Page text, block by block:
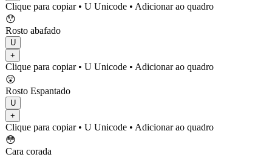
Clique para copiar• U Unicode • Adicionar ao quadro
😯
Rosto abafado
U
+
Clique para copiar• U Unicode • Adicionar ao quadro
😲
Rosto Espantado
U
+
Clique para copiar• U Unicode • Adicionar ao quadro
😳
Cara corada